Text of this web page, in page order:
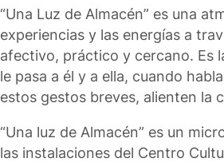
“Una Luz de Almacén” es una
experiencias y las energías a
afectivo, práctico y cercano. Es
le pasa a él y a ella, cuando
estos gestos breves, alienten la
“Una luz de Almacén” es un
las instalaciones del Centro